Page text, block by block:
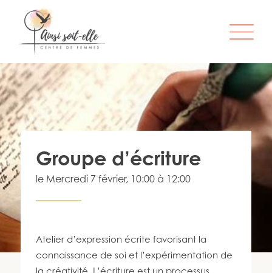
L’ORGANISME
SERVICES
ATELIERS & ACTIVITÉS
ÊTRE MEMBRE
S’IMPLIQUER
Groupe d’écriture
le Mercredi 7 février, 10:00 à 12:00
Atelier d’expression écrite favorisant la
connaissance de soi et l’expérimentation de